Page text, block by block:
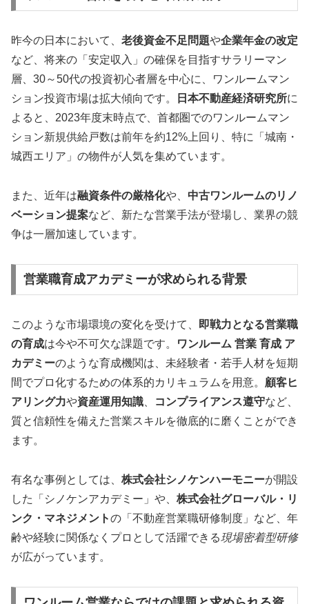
昨今の日本において、 老後資金不足問題や企業年金の改定
など、将来の「安定収入」の確保を目指すサラリーマン
層、30～50代の投資初心者層を中心に、ワンルームマン
ション投資市場は拡大傾向です。
日本不動産経済研究所に
よると、2023年度末時点で、首都圏でのワンルームマン
ション新規供給戸数は前年を約12%上回り、特に「城南・
城西エリア」の物件が人気を集めています。
また、近年は融資条件の厳格化や、 中古ワンルームのリノ
ベーション提案など、新たな営業手法が登場し、業界の競
争は一層加速しています。
営業職育成アカデミーが求められる背景
このような市場環境の変化を受けて、 即戦力となる営業職
の育成は今や不可欠な課題です。
ワンルーム 営業 育成 ア
カデミーのような育成機関は、未経験者・若手人材を短期
間でプロ化するための体系的カリキュラムを用意。 顧客ヒ
アリング力や資産運用知識、 コンプライアンス遵守など、
質と信頼性を備えた営業スキルを徹底的に磨くことができ
ます。
有名な事例としては、 株式会社シノケンハーモニーが開設
した「シノケンアカデミー」や、 株式会社グローバル・リ
ンク・マネジメントの「不動産営業職研修制度」など、年
齢や経験に関係なくプロとして活躍できる現場密着型研修
が広がっています。